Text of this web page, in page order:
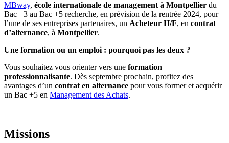
MBway, école internationale de management à Montpellier du
Bac +3 au Bac +5 recherche, en prévision de la rentrée 2024, pour
l’une de ses entreprises partenaires, un Acheteur H/F, en contrat
d’alternance, à Montpellier.
Une formation ou un emploi : pourquoi pas les deux ?
Vous souhaitez vous orienter vers une formation
professionnalisante. Dès septembre prochain, profitez des
avantages d’un contrat en alternance pour vous former et acquérir
un Bac +5 en Management des Achats.
Missions